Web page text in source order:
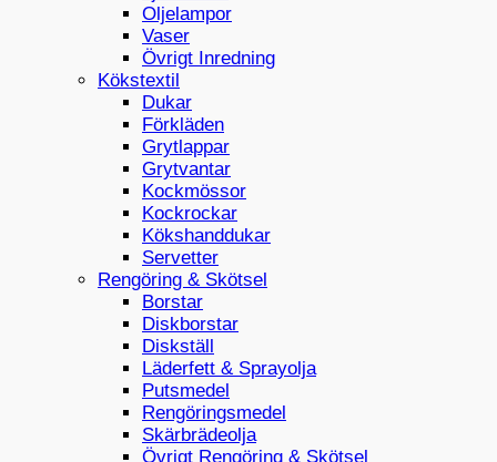
Oljelampor
Vaser
Övrigt Inredning
Kökstextil
Dukar
Förkläden
Grytlappar
Grytvantar
Kockmössor
Kockrockar
Kökshanddukar
Servetter
Rengöring & Skötsel
Borstar
Diskborstar
Diskställ
Läderfett & Sprayolja
Putsmedel
Rengöringsmedel
Skärbrädeolja
Övrigt Rengöring & Skötsel